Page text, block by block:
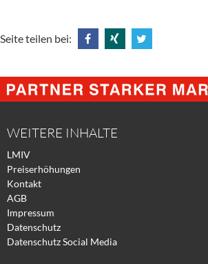
Seite teilen bei:
@
Facebook
@
Xing
@
Twitter
WEITERE INHALTE
LMIV
Preiserhöhungen
Kontakt
AGB
Impressum
Datenschutz
Datenschutz Social Media